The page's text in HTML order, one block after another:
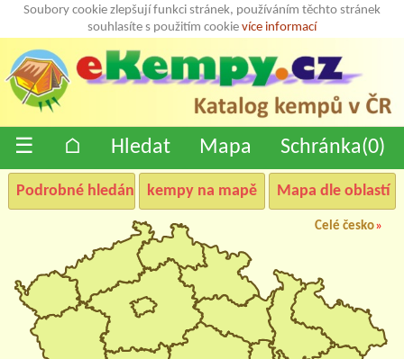
Soubory cookie zlepšují funkci stránek, používáním těchto stránek
souhlasíte s použitím cookie více informací
☰ ⌂ Hledat Mapa Schránka(0)
Podrobné hledání kempy na mapě Mapa dle oblastí
Celé česko»